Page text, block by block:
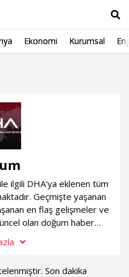
Ekonomi Kurumsal
ilgili DHA'ya eklenen tüm
Geçmişte yaşanan
en flaş gelişmeler ve
olan doğum haber
Son dakika